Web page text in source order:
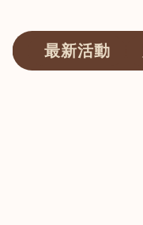
最新活動